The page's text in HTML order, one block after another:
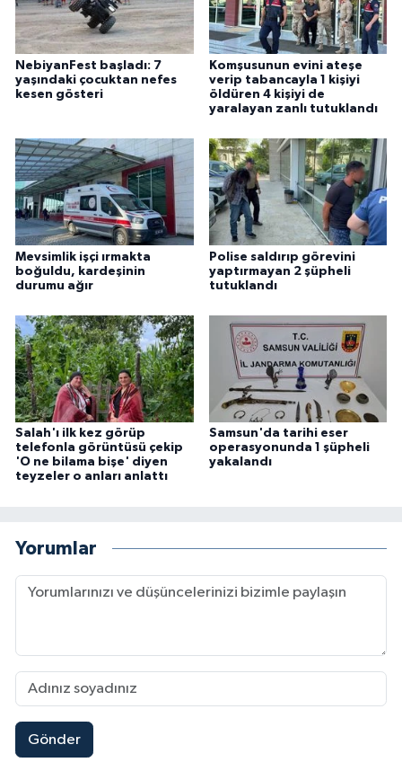
NebiyanFest başladı: 7
yaşındaki çocuktan nefes
kesen gösteri
Komşusunun evini ateşe
verip tabancayla 1 kişiyi
öldüren 4 kişiyi de
yaralayan zanlı tutuklandı
Mevsimlik işçi ırmakta
boğuldu, kardeşinin
durumu ağır
Polise saldırıp görevini
yaptırmayan 2 şüpheli
tutuklandı
Salah'ı ilk kez görüp
telefonla görüntüsü çekip
'O ne bilama bişe' diyen
teyzeler o anları anlattı
Samsun'da tarihi eser
operasyonunda 1 şüpheli
yakalandı
Yorumlar
Gönder